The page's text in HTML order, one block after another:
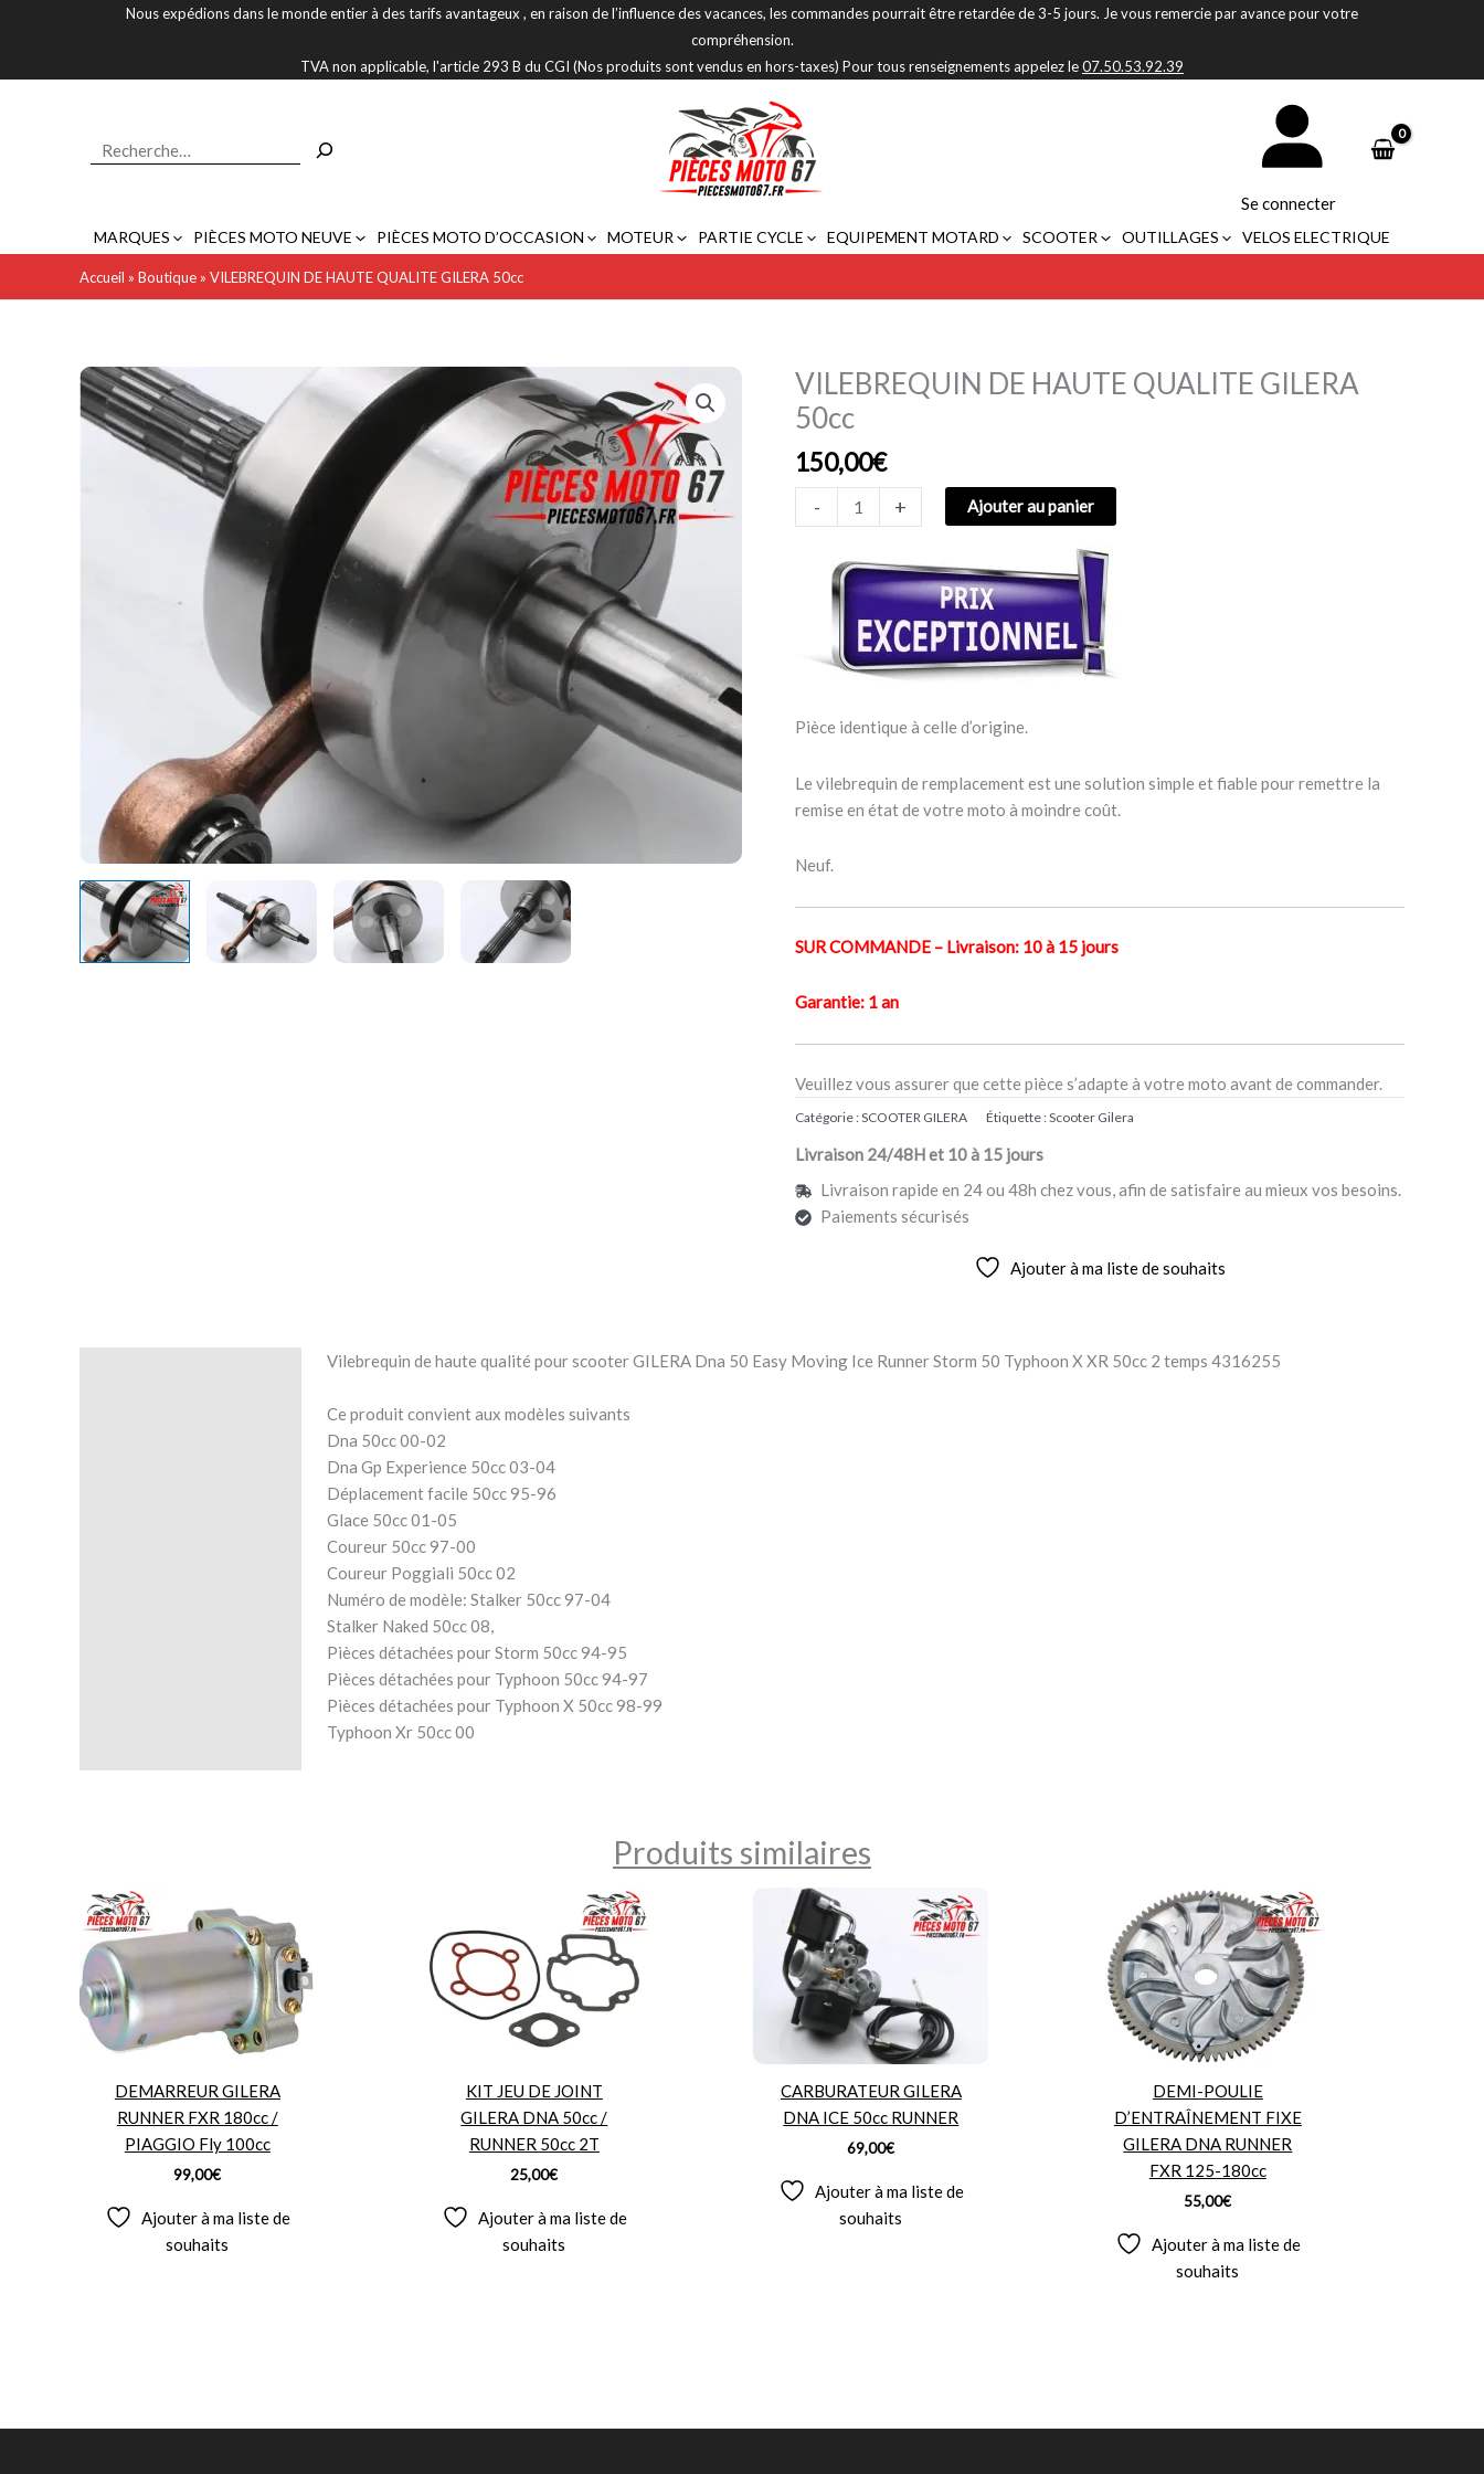
Nous expédions dans le monde entier à des tarifs avantageux , en raison de l’influence des vacances, les commandes pourrait être retardée de 3-5 jours. Je vous remercie par avance pour votre
compréhension.
TVA non applicable, l'article 293 B du CGI (Nos produits sont vendus en hors-taxes) Pour tous renseignements appelez le07.50.53.92.39
Se connecter
MARQUES PIÈCES MOTO NEUVE PIÈCES MOTO D’OCCASION MOTEUR PARTIE CYCLE EQUIPEMENT MOTARD SCOOTER OUTILLAGES VELOS ELECTRIQUE
Accueil » Boutique » VILEBREQUIN DE HAUTE QUALITE GILERA 50cc
VILEBREQUIN DE HAUTE QUALITE GILERA
50cc
150,00€
-
quantité
de
VILEBREQUIN
DE
HAUTE
QUALITE
+ Ajouter au panier
Pièce identique à celle d’origine.
Le vilebrequin de remplacement est une solution simple et fiable pour remettre la
remise en état de votre moto à moindre coût.
Neuf.
SUR COMMANDE – Livraison: 10 à 15 jours
Garantie: 1 an
Veuillez vous assurer que cette pièce s’adapte à votre moto avant de commander.
Catégorie :SCOOTER GILERA Étiquette :Scooter Gilera
Livraison 24/48H et 10 à 15 jours
Livraison rapide en 24 ou 48h chez vous, afin de satisfaire au mieux vos besoins.
Paiements sécurisés
Ajouter à ma liste de souhaits
Vilebrequin de haute qualité pour scooter GILERA Dna 50 Easy Moving Ice Runner Storm 50 Typhoon X XR 50cc 2 temps 4316255
Ce produit convient aux modèles suivants
Dna 50cc 00-02
Dna Gp Experience 50cc 03-04
Déplacement facile 50cc 95-96
Glace 50cc 01-05
Coureur 50cc 97-00
Coureur Poggiali 50cc 02
Numéro de modèle: Stalker 50cc 97-04
Stalker Naked 50cc 08,
Pièces détachées pour Storm 50cc 94-95
Pièces détachées pour Typhoon 50cc 94-97
Pièces détachées pour Typhoon X 50cc 98-99
Typhoon Xr 50cc 00
Produits similaires
DEMARREUR GILERA
RUNNER FXR 180cc /
PIAGGIO Fly 100cc
99,00€
Ajouter à ma liste de
souhaits
KIT JEU DE JOINT
GILERA DNA 50cc /
RUNNER 50cc 2T
25,00€
Ajouter à ma liste de
souhaits
CARBURATEUR GILERA
DNA ICE 50cc RUNNER
69,00€
Ajouter à ma liste de
souhaits
DEMI-POULIE
D’ENTRAÎNEMENT FIXE
GILERA DNA RUNNER
FXR 125-180cc
55,00€
Ajouter à ma liste de
souhaits